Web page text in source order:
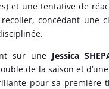
et une tentative de
concédant une
sur une Jessica
de la saison et
pour sa première